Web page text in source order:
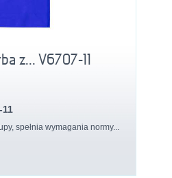
z... V6707-11
spełnia wymagania normy...